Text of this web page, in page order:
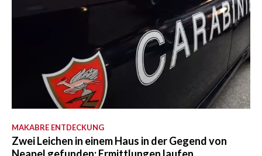
MAKABRE ENTDECKUNG
Zwei Leichen in einem Haus in der Gegend von
Neapel gefunden: Ermittlungen laufen